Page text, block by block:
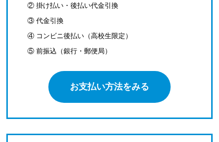
② 掛け払い・後払い代金引換
③ 代金引換
④ コンビニ後払い（高校生限定）
⑤ 前振込（銀行・郵便局）
お支払い方法をみる